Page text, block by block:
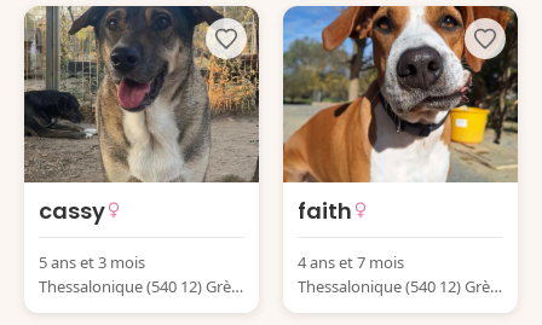
cassy
5 ans et 3 mois
Thessalonique (540 12) Grèc
e
faith
4 ans et 7 mois
Thessalonique (540 12) Grèc
e